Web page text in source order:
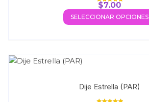
Valorado con
5.00
de 5
$7.00
SELECCIONAR OPCIONES
Dije Estrella (PAR)